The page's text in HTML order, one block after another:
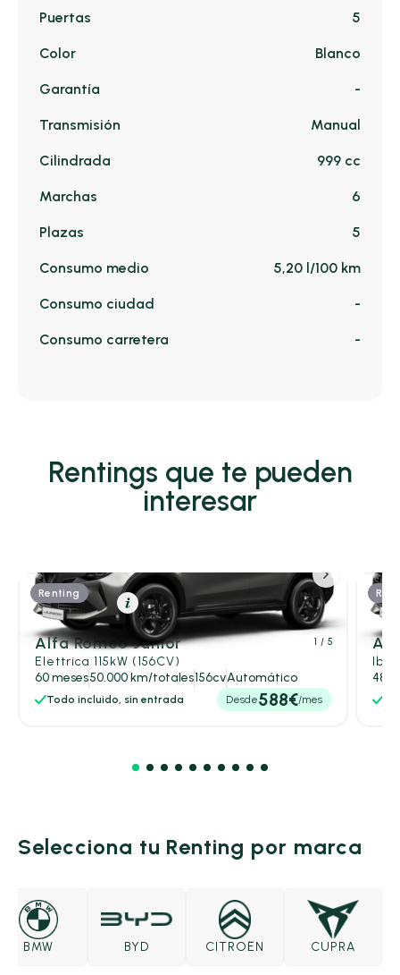
Puertas 5
Color Blanco
Garantía -
Transmisión Manual
Cilindrada 999 cc
Marchas 6
Plazas 5
Consumo medio 5,20 l/100 km
Consumo ciudad -
Consumo carretera -
Rentings que te pueden
interesar
1 / 5
Renting
Eléctrico Resumen
Alfa Romeo Junior
Elettrica 115kW (156CV)
60 meses50.000 km/totales156cvAutomático
Todo incluido, sin entrada Desde588€/mes
48
Selecciona tu Renting por marca
BMW BYD CITROËN CUPRA